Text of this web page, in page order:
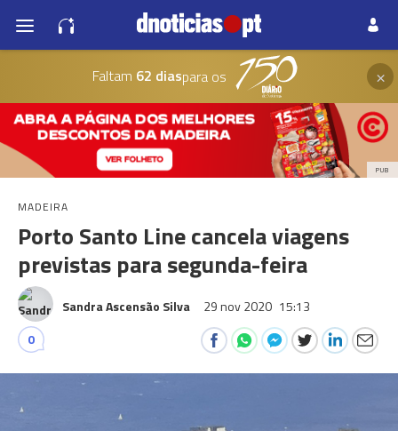
Faltam 62 diaspara os ×
PUB
MADEIRA
Porto Santo Line cancela viagens
previstas para segunda-feira
Sandra Ascensão Silva 29 nov 2020 15:13
0